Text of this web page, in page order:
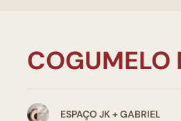
COGUMELO
ESPAÇO JK + GABRIEL